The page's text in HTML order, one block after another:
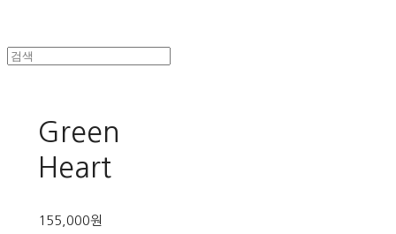
Green
Heart
155,000원